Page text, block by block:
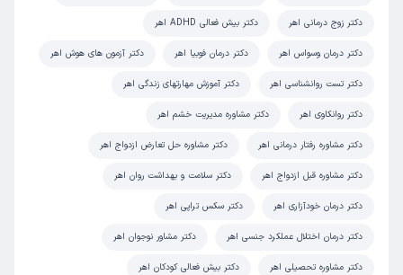
رسیدم خودم دانشجوی دکترا مدیریت هستم و خانمم دکتری
دارند و دبیر هستند.
ممنون🙏🌺
علی
این پزشک را پیشنهاد میکنم
دکتر زوج درمانی اهر دکتر بیش فعالی ADHD اهر
دکتر درمان وسواس اهر دکتر درمان فوبیا اهر دکتر آزمون های هوش اهر
دکتر تست روانشناسی اهر دکتر آموزش مهارتهای زندگی اهر
دکتر روانکاوی اهر دکتر مشاوره مدیریت خشم اهر
دکتر مشاوره رفتار درمانی اهر دکتر مشاوره حل تعارض ازدواج اهر
دکتر مشاوره قبل ازدواج اهر دکتر سلامت و بهداشت روان اهر
دکتر درمان خودآزاری اهر دکتر سکس تراپی اهر
دکتر درمان اختلال عملکرد جنسی اهر دکتر مشاور نوجوان اهر
دکتر مشاوره تحصیلی اهر دکتر بیش فعالی کودکان اهر